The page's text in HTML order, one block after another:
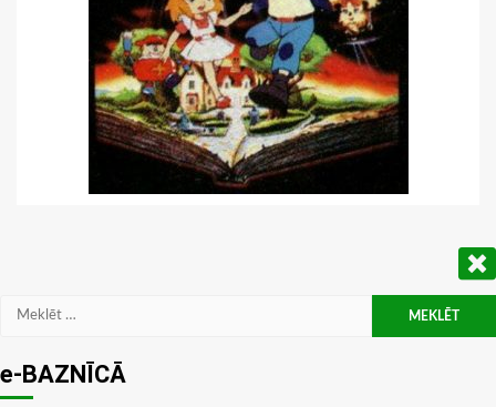
Meklēt:
e-BAZNĪCĀ